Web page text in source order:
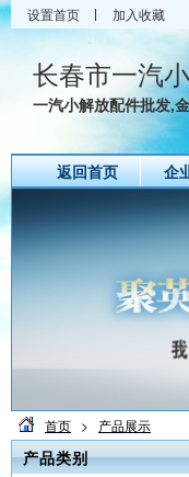
设置首页 加入收藏
长春市一汽
一汽小解放配件批发,
返回首页 企
首页 > 产品展示
产品类别